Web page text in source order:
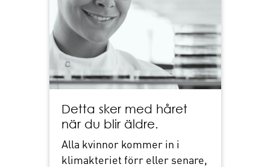
Detta sker med håret
när du blir äldre.
Alla kvinnor kommer in i
klimakteriet förr eller senare,